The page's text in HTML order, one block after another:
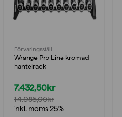
Förvaringsställ
Wrange Pro Line kromad
hantelrack
14.985,00kr
Det
ursprungliga
7.432,50kr
Det
nuvarande
inkl. moms 25%